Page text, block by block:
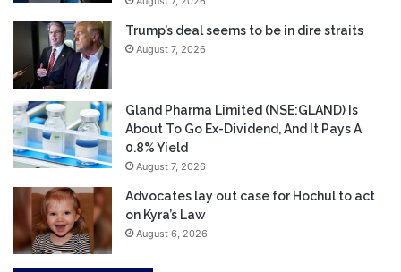
Trump’s deal seems to be in dire straits
August 7, 2026
Gland Pharma Limited (NSE:GLAND) Is
About To Go Ex-Dividend, And It Pays A
0.8% Yield
August 7, 2026
Advocates lay out case for Hochul to act
on Kyra’s Law
August 6, 2026